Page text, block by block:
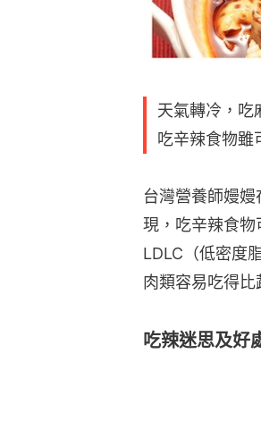
天氣轉冷，吃
吃辛辣食物雖
台灣營養師嫚
現，吃辛辣食物
LDLC（低密度
肉類容易吃得比
吃辣迷思及好